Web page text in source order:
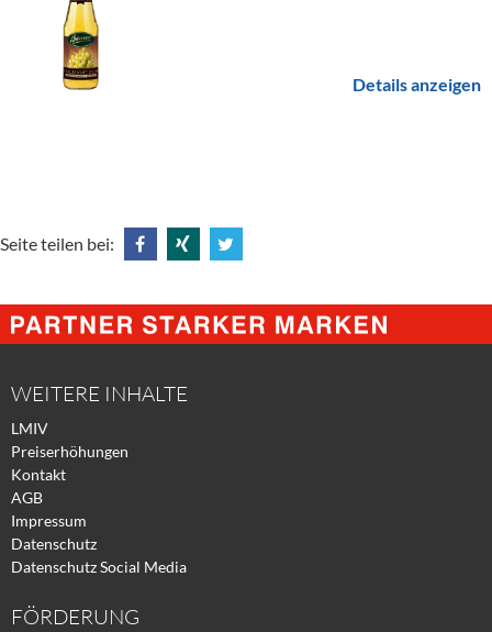
Details anzeigen
Seite teilen bei:
@
Facebook
@
Xing
@
Twitter
WEITERE INHALTE
LMIV
Preiserhöhungen
Kontakt
AGB
Impressum
Datenschutz
Datenschutz Social Media
FÖRDERUNG